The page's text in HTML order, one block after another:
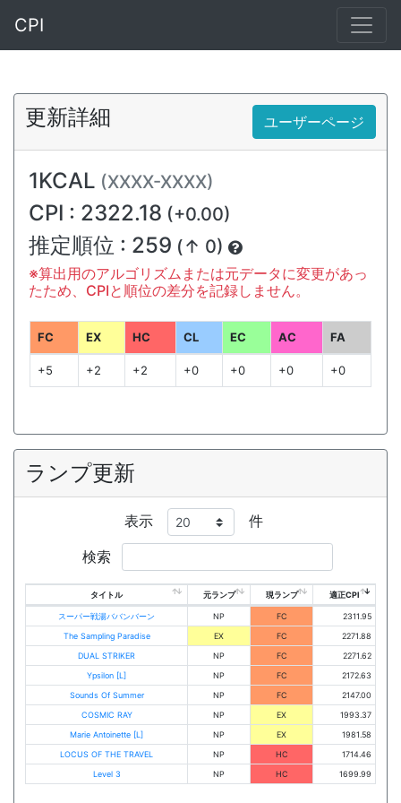
CPI
更新詳細 ユーザーページ
1KCAL (XXXX-XXXX)
CPI : 2322.18 (+0.00)
推定順位 : 259 (↑ 0)
※算出用のアルゴリズムまたは元データに変更があっ
たため、CPIと順位の差分を記録しません。
FC EX HC CL EC AC FA
+5 +2 +2 +0 +0 +0 +0
ランプ更新
表示 件
検索
タイトル 元ランプ 現ランプ 適正CPI
スーパー戦湯ババンバーン NP FC
2311.95
The Sampling Paradise
EX FC
2271.88
DUAL STRIKER
NP FC
2271.62
Ypsilon [L]
NP FC
2172.63
Sounds Of Summer
NP FC
2147.00
COSMIC RAY
NP EX
1993.37
Marie Antoinette [L]
NP EX
1981.58
LOCUS OF THE TRAVEL
NP HC
1714.46
Level 3
NP HC 1699.99